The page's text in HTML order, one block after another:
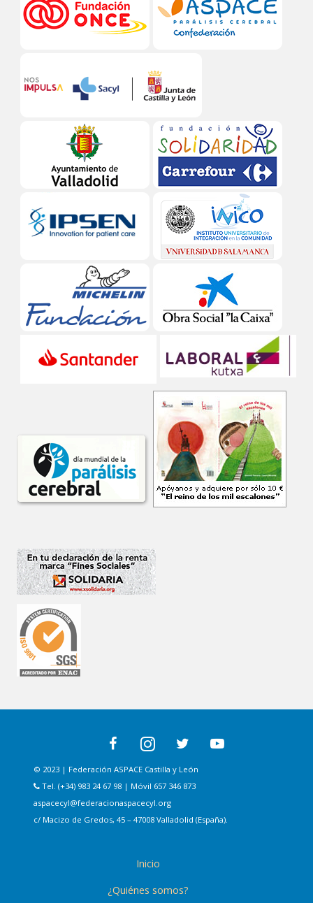
© 2023 | Federación ASPACE Castilla y León
Tel. (+34) 983 24 67 98 | Móvil 657 346 873
aspacecyl@federacionaspacecyl.org
c/ Macizo de Gredos, 45 – 47008 Valladolid (España).
Inicio
¿Quiénes somos?